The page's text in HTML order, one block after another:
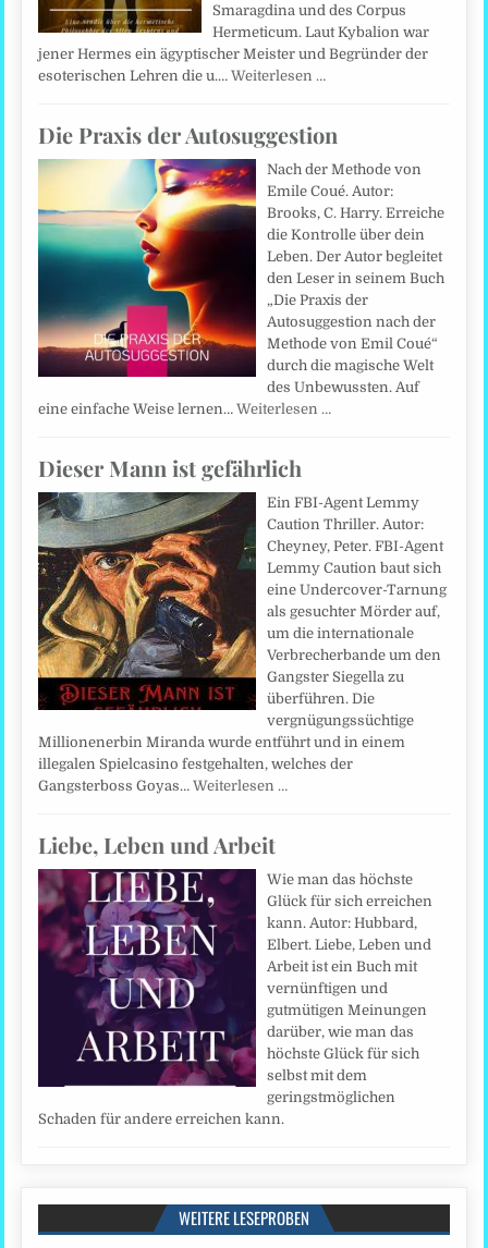
Smaragdina und des Corpus
Hermeticum. Laut Kybalion war
jener Hermes ein ägyptischer Meister und Begründer der
esoterischen Lehren die u.…Weiterlesen …
Die Praxis der Autosuggestion
Nach der Methode von
Emile Coué. Autor:
Brooks, C. Harry. Erreiche
die Kontrolle über dein
Leben. Der Autor begleitet
den Leser in seinem Buch
„Die Praxis der
Autosuggestion nach der
Methode von Emil Coué“
durch die magische Welt
des Unbewussten. Auf
eine einfache Weise lernen…Weiterlesen …
Dieser Mann ist gefährlich
Ein FBI-Agent Lemmy
Caution Thriller. Autor:
Cheyney, Peter. FBI-Agent
Lemmy Caution baut sich
eine Undercover-Tarnung
als gesuchter Mörder auf,
um die internationale
Verbrecherbande um den
Gangster Siegella zu
überführen. Die
vergnügungssüchtige
Millionenerbin Miranda wurde entführt und in einem
illegalen Spielcasino festgehalten, welches der
Gangsterboss Goyas…Weiterlesen …
Liebe, Leben und Arbeit
Wie man das höchste
Glück für sich erreichen
kann. Autor: Hubbard,
Elbert. Liebe, Leben und
Arbeit ist ein Buch mit
vernünftigen und
gutmütigen Meinungen
darüber, wie man das
höchste Glück für sich
selbst mit dem
geringstmöglichen
Schaden für andere erreichen kann.
WEITERE LESEPROBEN